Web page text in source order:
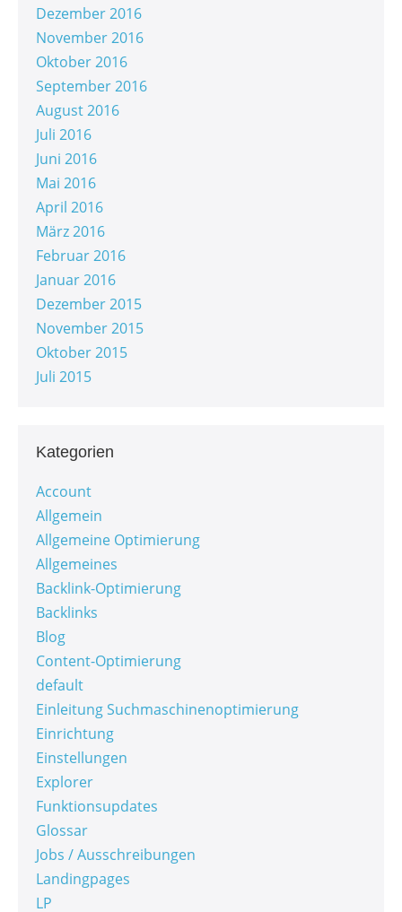
Dezember 2016
November 2016
Oktober 2016
September 2016
August 2016
Juli 2016
Juni 2016
Mai 2016
April 2016
März 2016
Februar 2016
Januar 2016
Dezember 2015
November 2015
Oktober 2015
Juli 2015
Kategorien
Account
Allgemein
Allgemeine Optimierung
Allgemeines
Backlink-Optimierung
Backlinks
Blog
Content-Optimierung
default
Einleitung Suchmaschinenoptimierung
Einrichtung
Einstellungen
Explorer
Funktionsupdates
Glossar
Jobs / Ausschreibungen
Landingpages
LP